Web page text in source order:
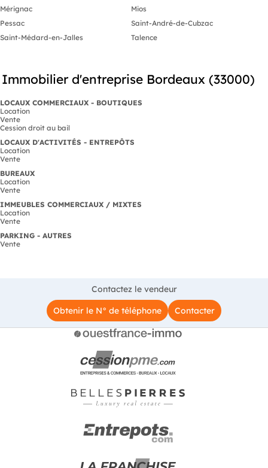
Mérignac
Mios
Pessac
Saint-André-de-Cubzac
Saint-Médard-en-Jalles
Talence
Immobilier d'entreprise Bordeaux (33000)
LOCAUX COMMERCIAUX - BOUTIQUES
Location
Vente
Cession droit au bail
LOCAUX D'ACTIVITÉS - ENTREPÔTS
Location
Vente
BUREAUX
Location
Vente
IMMEUBLES COMMERCIAUX / MIXTES
Location
Vente
PARKING - AUTRES
Vente
Contactez le vendeur
Obtenir le N° de téléphone
Contacter